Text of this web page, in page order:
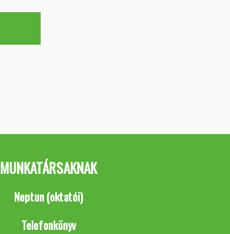
MUNKATÁRSAKNAK
Neptun (oktatói)
Telefonkönyv